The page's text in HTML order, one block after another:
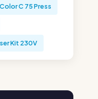
C 75 Press
Kit 230V